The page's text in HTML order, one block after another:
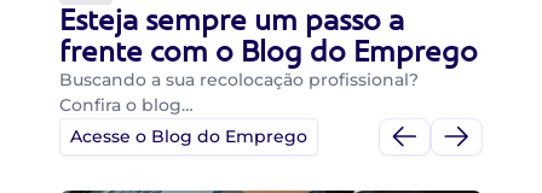
Esteja sempre um passo a
frente com o Blog do Emprego
Buscando a sua recolocação profissional?
Confira o blog…
Acesse o Blog do Emprego